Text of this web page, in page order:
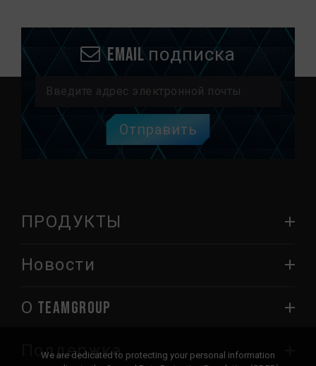
Email подписка
Отправить
ПРОДУКТЫ
Новости
О TEAMGROUP
Поддержка
We are dedicated to protecting your personal information